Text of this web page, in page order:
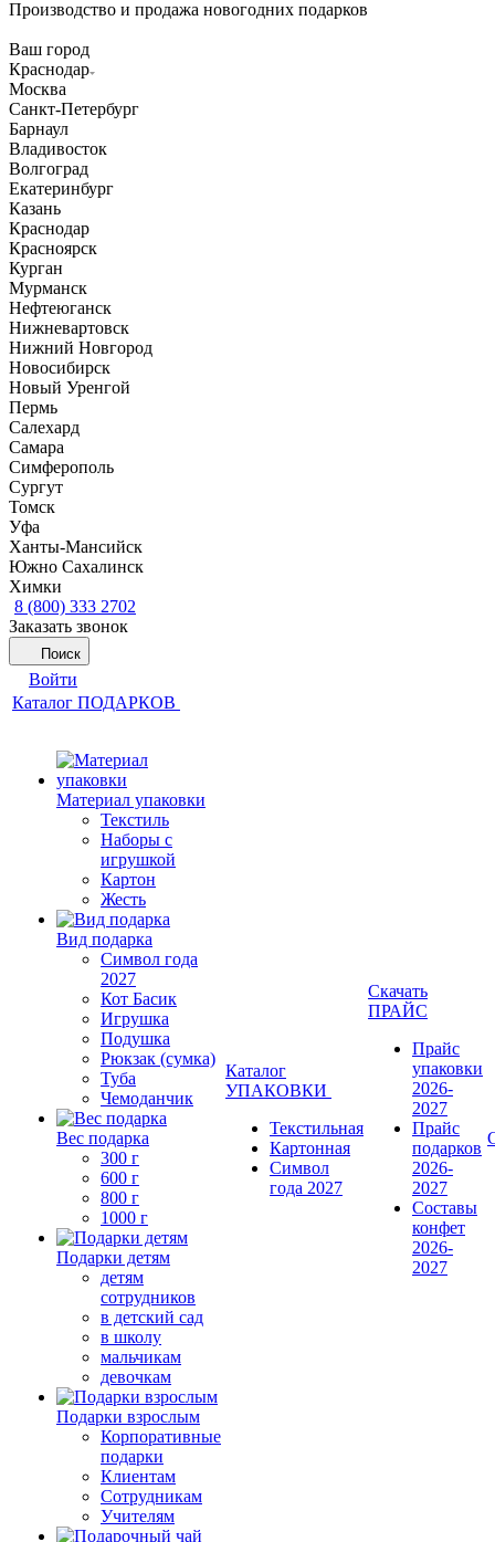
Производство и продажа новогодних подарков
Ваш город
Краснодар
Москва
Санкт-Петербург
Барнаул
Владивосток
Волгоград
Екатеринбург
Казань
Краснодар
Красноярск
Курган
Мурманск
Нефтеюганск
Нижневартовск
Нижний Новгород
Новосибирск
Новый Уренгой
Пермь
Салехард
Самара
Симферополь
Сургут
Томск
Уфа
Ханты-Мансийск
Южно Сахалинск
Химки
8 (800) 333 2702
Заказать звонок
Поиск
Войти
Каталог ПОДАРКОВ
Материал упаковки
Текстиль
Наборы с
игрушкой
Картон
Жесть
Вид подарка
Символ года
2027
Кот Басик
Игрушка
Подушка
Рюкзак (сумка)
Туба
Чемоданчик
Вес подарка
300 г
600 г
800 г
1000 г
Подарки детям
детям
сотрудников
в детский сад
в школу
мальчикам
девочкам
Подарки взрослым
Корпоративные
подарки
Клиентам
Сотрудникам
Учителям
Каталог
УПАКОВКИ
Текстильная
Картонная
Символ
года 2027
Скачать
ПРАЙС
Прайс
упаковки
2026-
2027
Прайс
подарков
2026-
2027
Составы
конфет
2026-
2027